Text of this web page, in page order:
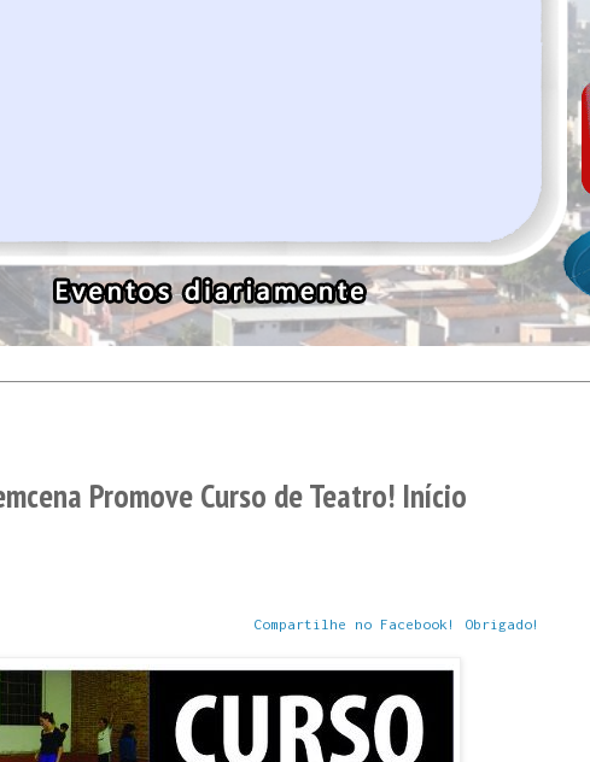
Promove Curso de Teatro! Início
Compartilhe no Facebook! Obrigado!